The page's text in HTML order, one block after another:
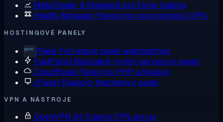
MetaTrader 4 Standard pro Forex trading
Hiddify Manager Panel pro více protokolů VPN
HOSTINGOVÉ PANELY
Plesk Full-stack panel webhostingu
FastPanel Bezplatný rychlý serverový panel
CloudPanel Panel pro PHP a Node.js
cPanel Klasický hostingový panel
VPN A NÁSTROJE
OpenVPN AS Vlastní VPN server